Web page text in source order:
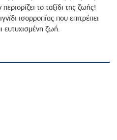
το ταξίδι της ζωής!
ισορροπίας που επιτρέπει
ευτυχισμένη ζωή.